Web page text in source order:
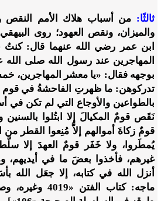
ثالثًا: من أسباب هلاك الأمم النقص
والميزان، ونقص العهود؛ روى
ابن عمر رضي الله عنهما قال:
المهاجرين عند رسول الله صلى الله
بوجهه فقال: «يا معشر المهاجرين،
تدركوهن: ما ظهرتِ الفاحشةُ في قوم حتى
بالطواعين والأوجاع التي لم تكن في
نَقَص قومٌ المكيالَ إلا ابتُلوا
قومٌ زكاةَ أموالهم إلاَّ مُنِعوا القطر من
يُمطَروا، ولا خَفَر قومٌ العهدَ إلا
غيرهم، فأخذوا بعضَ ما في أيديهم،
أنزل الله في كتابه، إلا جعَل الله
ماجه: كتاب